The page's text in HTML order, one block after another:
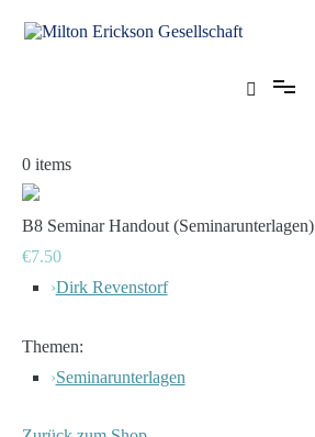
Inhalt
0 items
B8 Seminar Handout (Seminarunterlagen)
€7.50
›Dirk Revenstorf
Themen:
›Seminarunterlagen